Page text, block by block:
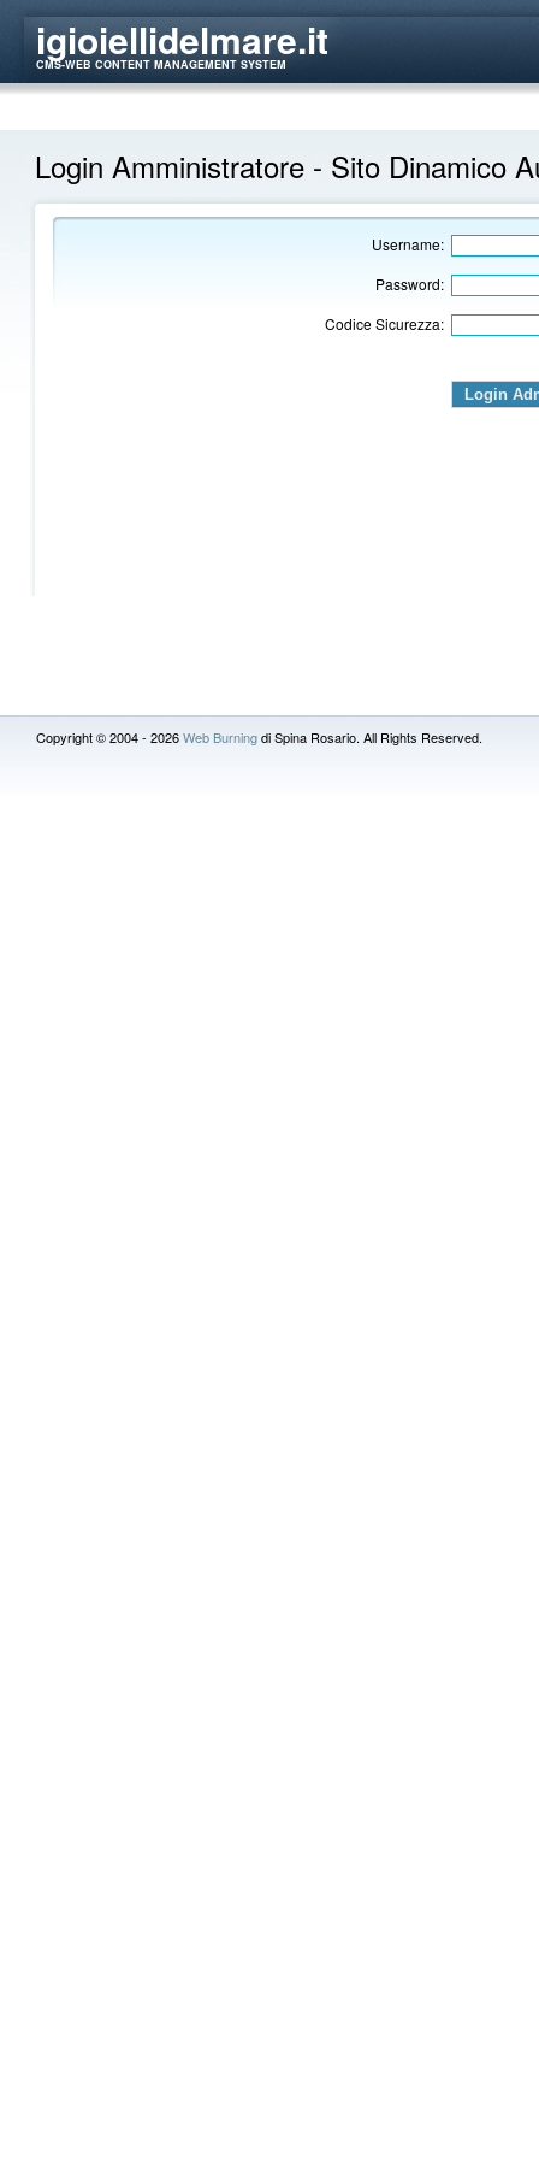
igioiellidelmare.it
CMS-WEB CONTENT MANAGEMENT SYSTEM
Login Amministratore - Sito Dinamico
Username:
Password:
Codice Sicurezza:
Login
Copyright © 2004 - 2026Web Burningdi Spina Rosario. All Rights Reserved.